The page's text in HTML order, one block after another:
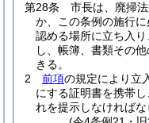
第28条
市長は、廃掃
か、この条例の施行
認める場所に立ち入
し、帳簿、書類その
きる。
2
前項の規定により立
にする証明書を携帯
れを提示しなければな